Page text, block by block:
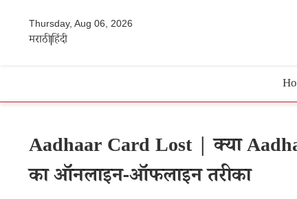
Thursday, Aug 06, 2026
मराठीहिंदी
Aadhaar Card Lost | क्या
का ऑनलाइन-ऑफलाइन तरीका